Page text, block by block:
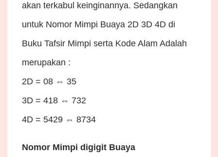
akan terkabul keinginannya. Sedangkan
untuk Nomor Mimpi Buaya 2D 3D 4D di
Buku Tafsir Mimpi serta Kode Alam Adalah
merupakan :
2D = 08 ⇔ 35
3D = 418 ⇔ 732
4D = 5429 ⇔ 8734
Nomor Mimpi digigit Buaya